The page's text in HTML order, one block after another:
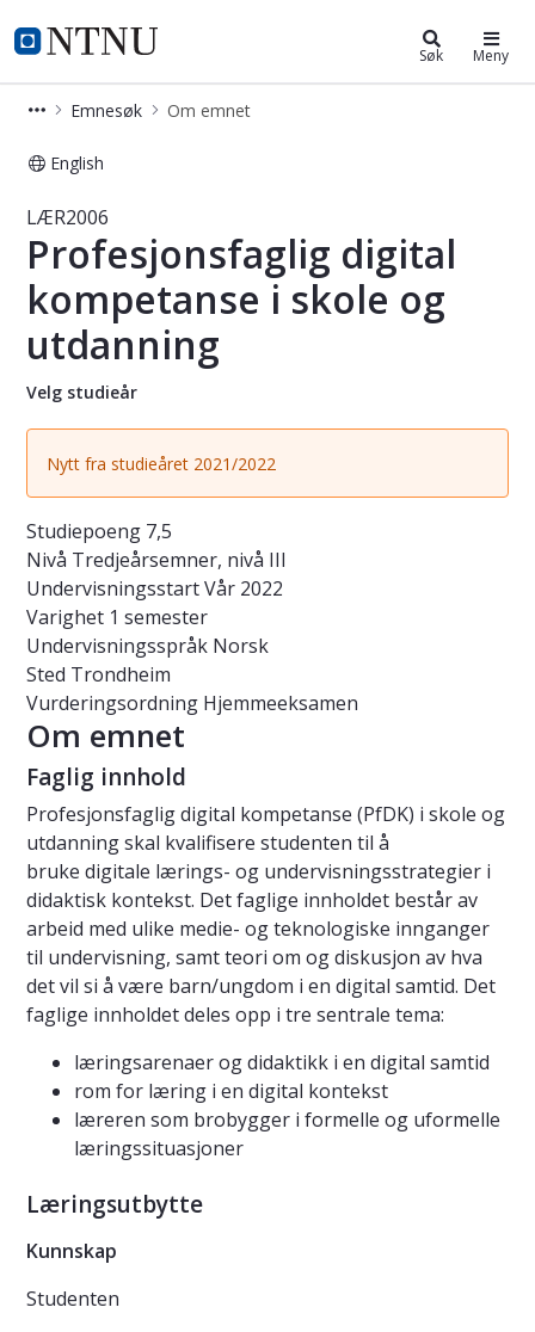
NTNU Hjemmeside
Studier Søk Meny
Emnesøk Om emnet
English
Emne - Profesjonsfaglig digital
LÆR2006
Profesjonsfaglig digital
kompetanse i skole og
utdanning
Velg studieår
Nytt fra studieåret 2021/2022
Studiepoeng 7,5
Nivå Tredjeårsemner, nivå III
UndervisningsstartVår 2022
Varighet 1 semester
Undervisningsspråk Norsk
Sted Trondheim
Vurderingsordning Hjemmeeksamen
Om emnet
Faglig innhold
Profesjonsfaglig digital kompetanse (PfDK) i skole og
utdanning skal kvalifisere studenten til å
bruke digitale lærings- og undervisningsstrategier i
didaktisk kontekst. Det faglige innholdet består av
arbeid med ulike medie- og teknologiske innganger
til undervisning, samt teori om og diskusjon av hva
det vil si å være barn/ungdom i en digital samtid. Det
faglige innholdet deles opp i tre sentrale tema:
læringsarenaer og didaktikk i en digital samtid
rom for læring i en digital kontekst
læreren som brobygger i formelle og uformelle
læringssituasjoner
Læringsutbytte
Kunnskap
Studenten